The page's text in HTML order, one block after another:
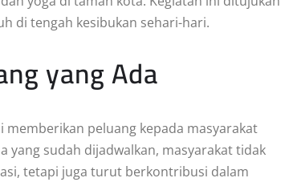
di tengah kesibukan sehari-hari.
yang Ada
peluang kepada masyarakat
yang sudah dijadwalkan, masyarakat tidak
tetapi juga turut berkontribusi dalam